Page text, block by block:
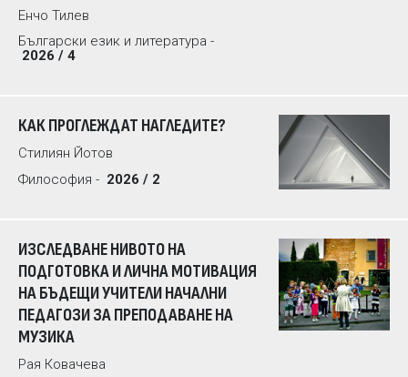
Енчо Тилев
Български език и литература -
2026 / 4
КАК ПРОГЛЕЖДАТ НАГЛЕДИТЕ?
Стилиян Йотов
Философия - 2026 / 2
ИЗСЛЕДВАНЕ НИВОТО НА
ПОДГОТОВКА И ЛИЧНА МОТИВАЦИЯ
НА БЪДЕЩИ УЧИТЕЛИ НАЧАЛНИ
ПЕДАГОЗИ ЗА ПРЕПОДАВАНЕ НА
МУЗИКА
Рая Ковачева